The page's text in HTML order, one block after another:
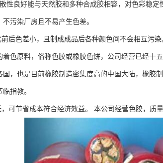
性良好能与天然胶和多种合成胶相容，对色彩稳定
污染厂房且不易产生色差。
后色差小，且制成成品后各种颜色间不会相互污
色原料，俗称色胶或橡胶色饼，公司经营已经十五
国，也是目前橡胶制造密集度高的中国大陆，橡胶
指教。
可节省成本符合经济效益。 本公司经营色胶，质